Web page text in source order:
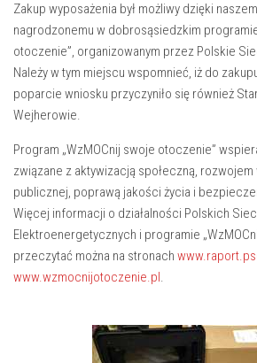
Zakup wyposażenia był możliwy dzięki
nagrodzonemu w dobrosąsiedzkim
otoczenie”, organizowanym przez Polskie
Należy w tym miejscu wspomnieć, iż do
poparcie wniosku przyczyniło się również
Wejherowie.
Program „WzMOCnij swoje otoczenie”
związane z aktywizacją społeczną,
publicznej, poprawą jakości życia i
Więcej informacji o działalności Polskich
Elektroenergetycznych i programie
przeczytać można na stronach
www.wzmocnijotoczenie.pl.